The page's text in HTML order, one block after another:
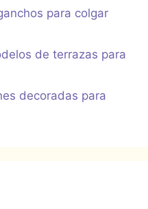
para colgar
de terrazas para
decoradas para